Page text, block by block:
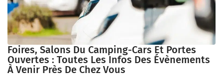
Foires, Salons Du Camping-Cars Et Portes
Ouvertes : Toutes Les Infos Des Évènements
À Venir Près De Chez Vous